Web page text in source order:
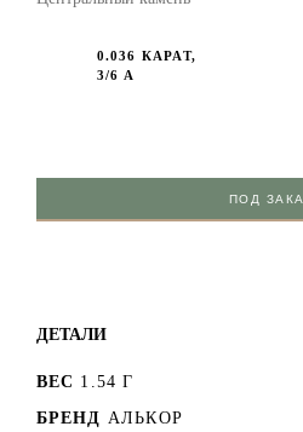
0.036 КАРАТ,
3/6 А
ПОД
ДЕТАЛИ
ВЕС 1.54 Г
БРЕНД АЛЬКОР